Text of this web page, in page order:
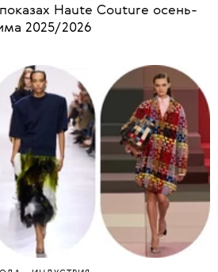
Haute Couture осень-
2025/2026